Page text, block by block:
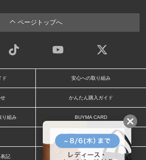
ページトップへ
ド 安心への取り組み
かんたん購入ガイド
り組み BUYMA CARD
プライバシー
記 お客様情報の外部送信について